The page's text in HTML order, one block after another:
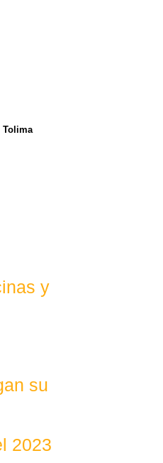
Tolima
y
su
2023